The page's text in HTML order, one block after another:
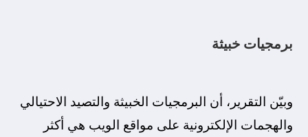
برمجيات خبيثة
وبيّن التقرير، أن البرمجيات الخبيثة والتصيد الاحتيالي
والهجمات الإلكترونية على مواقع الويب هي أكثر